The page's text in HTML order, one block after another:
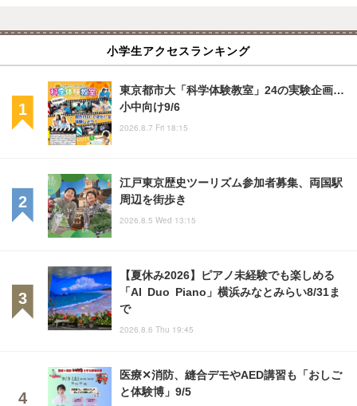
小学生アクセスランキング
東京都市大「科学体験教室」24の実験企画…
小中向け9/6
2026.8.7 Fri 18:15
江戸東京歴史ツーリズム参加者募集、両国駅
周辺を街歩き
2026.8.5 Wed 13:15
【夏休み2026】ピアノ未経験でも楽しめる
「AI Duo Piano」横浜みなとみらい8/31ま
で
2026.8.6 Thu 19:45
医療✕消防、縫合デモやAED講習も「おしご
と体験博」9/5